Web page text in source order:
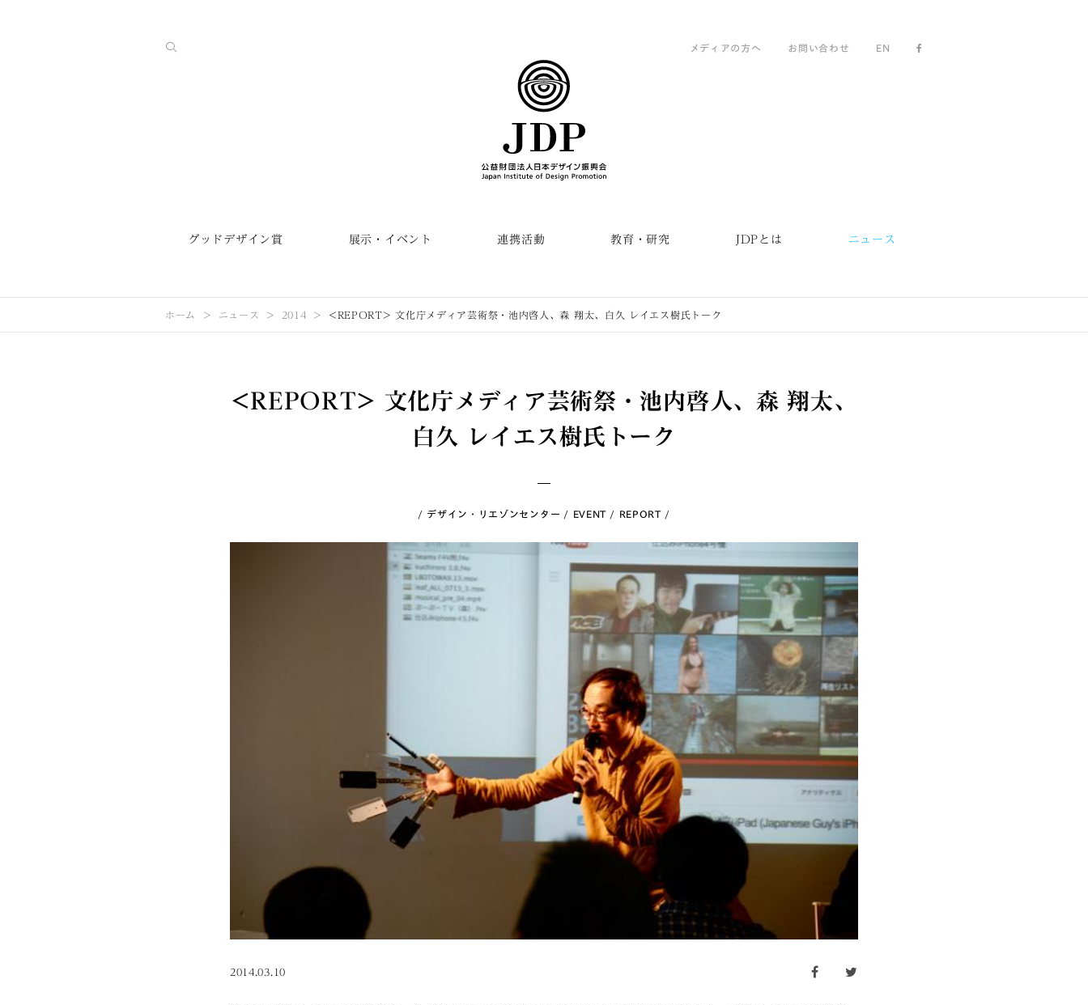
メディアの方へ お問い合わせ EN
グッドデザイン賞 展示・イベント 連携活動 教育・研究 JDPとは ニュース
ホーム ニュース 2014 <REPORT> 文化庁メディア芸術祭・池内啓人、森 翔太、白久 レイエス樹氏トーク
<REPORT> 文化庁メディア芸術祭・池内啓人、森 翔太、
白久 レイエス樹氏トーク
デザイン・リエゾンセンター EVENT REPORT
2014.03.10 facebook